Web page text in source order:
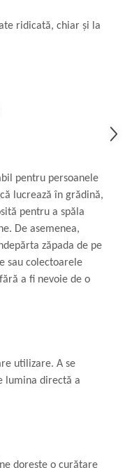
ridicată, chiar și la
pentru persoanele
lucrează în grădină,
pentru a spăla
De asemenea,
zăpada de pe
sau colectoarele
a fi nevoie de o
utilizare. A se
lumina directă a
dorește o curățare